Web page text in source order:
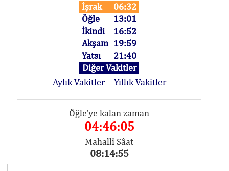
İşrak
06:32
Öğle
13:01
İkindi
16:52
Akşam 19:59
Yatsı
21:40
Diğer Vakitler
Aylık Vakitler
Yıllık Vakitler
Öğle'ye kalan zaman
04:46:05
Mahallî Sâat
08:14:55